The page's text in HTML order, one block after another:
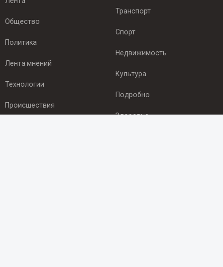
Общество
Политика
Лента мнений
Технологии
Происшествия
Транспорт
Спорт
Недвижимость
Культура
Подробно
Здоровье